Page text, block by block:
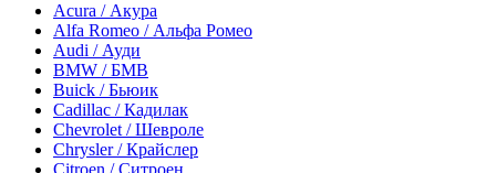
Acura / Акура
Alfa Romeo / Альфа Ромео
Audi / Ауди
BMW / БМВ
Buick / Бьюик
Cadillac / Кадилак
Chevrolet / Шевроле
Chrysler / Крайслер